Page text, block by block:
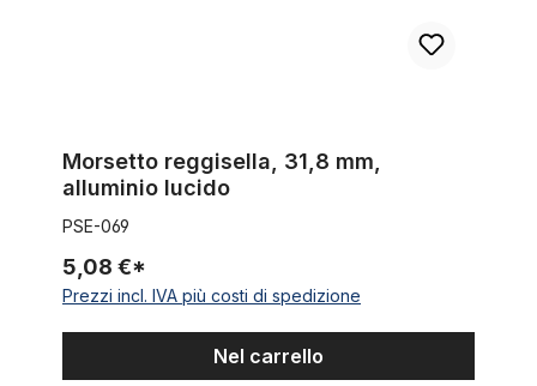
Morsetto reggisella, 31,8 mm,
alluminio lucido
PSE-069
5,08 €*
Prezzi incl. IVA più costi di spedizione
Nel carrello